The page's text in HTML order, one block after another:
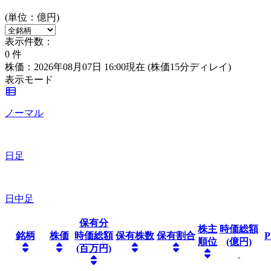
(単位：億円)
表示件数：
0 件
株価：2026年08月07日 16:00現在 (株価15分ディレイ)
表示モード
ノーマル
日足
日中足
銘柄 株価
保有分
時価総額
(百万円)
保有株数 保有割合
株主
順位
時価総額
(億円)